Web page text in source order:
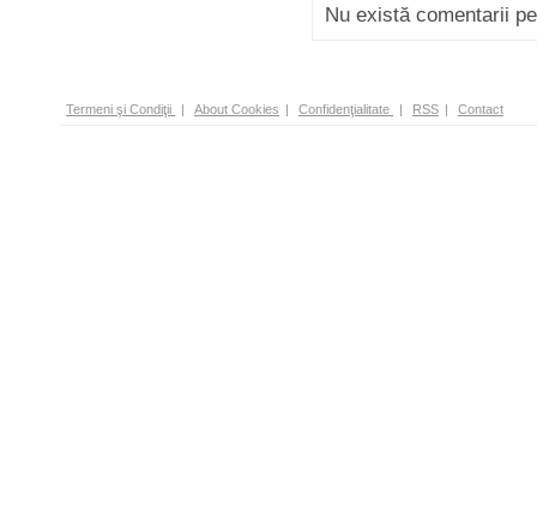
Nu există comentarii
Termeni şi Condiţii | About Cookies | Confidenţialitate | RSS | Contact